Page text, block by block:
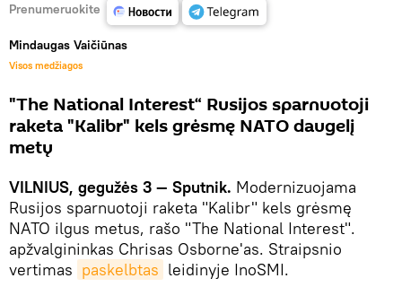
Prenumeruokite
Mindaugas Vaičiūnas
Visos medžiagos
"The National Interest“ Rusijos sparnuotoji
raketa "Kalibr" kels grėsmę NATO daugelį
metų
VILNIUS, gegužės 3 — Sputnik. Modernizuojama
Rusijos sparnuotoji raketa "Kalibr" kels grėsmę
NATO ilgus metus, rašo "The National Interest".
apžvalgininkas Chrisas Osborne'as. Straipsnio
vertimas paskelbtas leidinyje InoSMI.